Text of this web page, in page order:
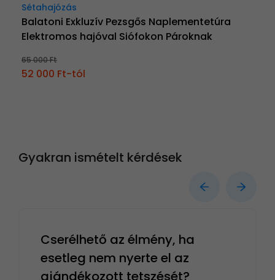
Sétahajózás
Balatoni Exkluzív Pezsgős Naplementetúra
Elektromos hajóval Siófokon Pároknak
65 000 Ft
52 000 Ft-tól
Gyakran ismételt kérdések
Cserélhető az élmény, ha
esetleg nem nyerte el az
ajándékozott tetszését?